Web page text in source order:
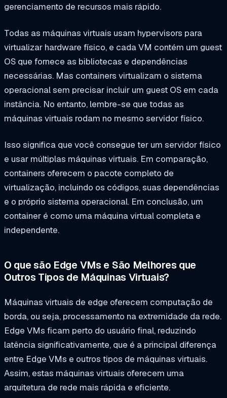
gerenciamento de recursos mais rápido.
Todas as máquinas virtuais usam hypervisors para
virtualizar hardware físico, e cada VM contém um guest
OS que fornece as bibliotecas e dependências
necessárias. Mas containers virtualizam o sistema
operacional sem precisar incluir um guest OS em cada
instância. No entanto, lembre-se que todas as
máquinas virtuais rodam no mesmo servidor físico.
Isso significa que você consegue ter um servidor físico
e usar múltiplas máquinas virtuais. Em comparação,
containers oferecem o pacote completo de
virtualização, incluindo os códigos, suas dependências
e o próprio sistema operacional. Em conclusão, um
container é como uma máquina virtual completa e
independente.
O que são Edge VMs e São Melhores que
Outros Tipos de Máquinas Virtuais?
Máquinas virtuais de edge oferecem computação de
borda, ou seja, processamento na extremidade da rede.
Edge VMs ficam perto do usuário final, reduzindo
latência significativamente, que é a principal diferença
entre Edge VMs e outros tipos de máquinas virtuais.
Assim, estas máquinas virtuais oferecem uma
arquitetura de rede mais rápida e eficiente.